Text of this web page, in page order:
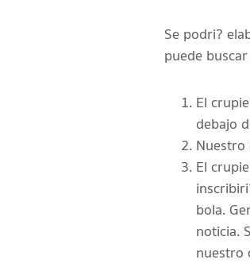
Se podri?
puede
El
debajo
El
bola.
noticia.
nuestro